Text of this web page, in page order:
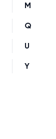
M
Q
U
Y